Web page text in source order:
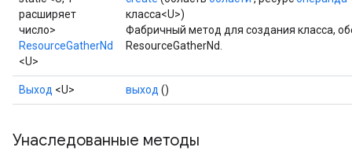
расширяет
число>
ResourceGatherNd
<U>
класса<U>)
Фабричный метод для создания класса,
ResourceGatherNd.
Выход <U> выход ()
Унаследованные методы